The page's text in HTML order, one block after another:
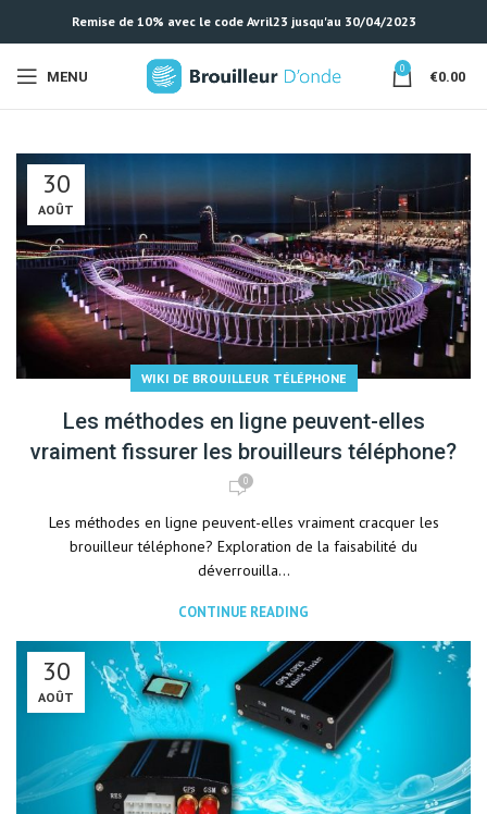
Remise de 10% avec le code Avril23 jusqu'au 30/04/2023
MENU 0 €0.00
30
AOÛT
WIKI DE BROUILLEUR TÉLÉPHONE
Les méthodes en ligne peuvent-elles
vraiment fissurer les brouilleurs téléphone?
0
Les méthodes en ligne peuvent-elles vraiment cracquer les
brouilleur téléphone? Exploration de la faisabilité du
déverrouilla...
CONTINUE READING
30
AOÛT